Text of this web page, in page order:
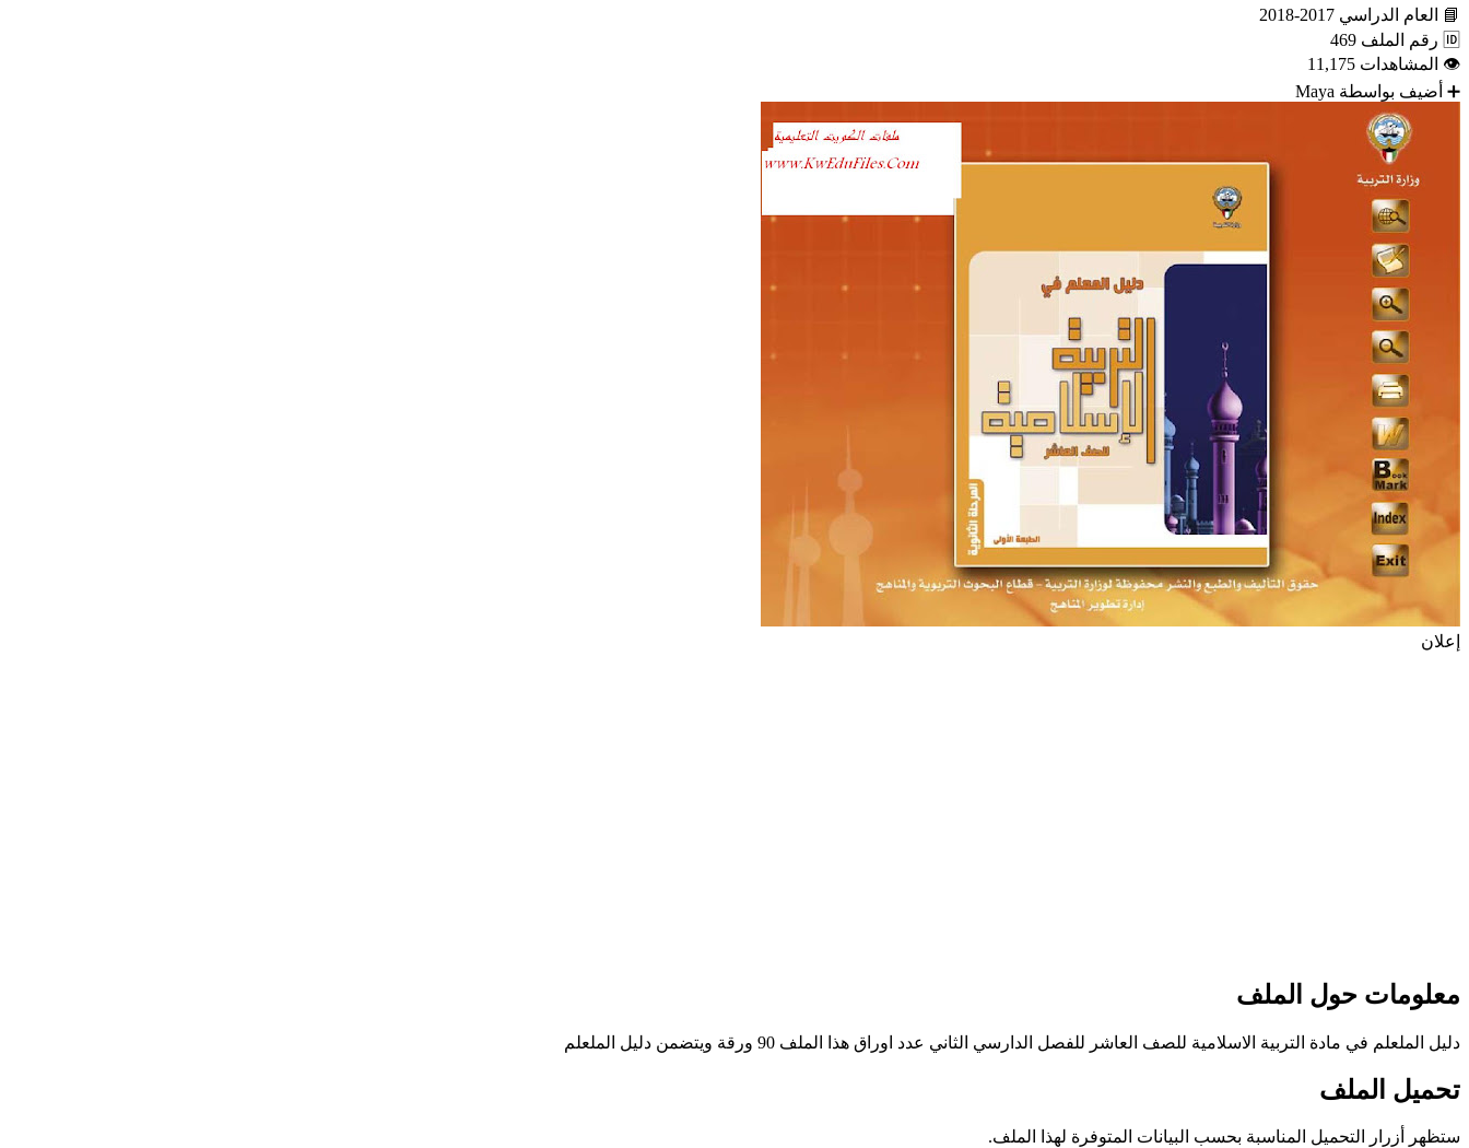
📘 العام الدراسي 2017-2018
🆔 رقم الملف 469
👁 المشاهدات 11,175
➕ أضيف بواسطة Maya
إعلان
معلومات حول الملف
دليل الملعلم في مادة التربية الاسلامية للصف العاشر للفصل الدارسي الثاني عدد اوراق هذا الملف 90 ورقة ويتضمن دليل الملعلم
تحميل الملف
ستظهر أزرار التحميل المناسبة بحسب البيانات المتوفرة لهذا الملف.